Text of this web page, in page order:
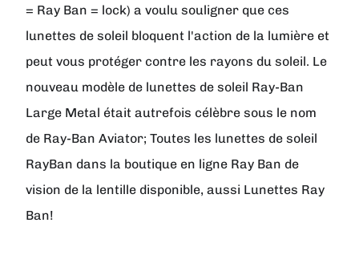
= Ray Ban = lock) a voulu souligner que ces
lunettes de soleil bloquent l'action de la lumière et
peut vous protéger contre les rayons du soleil. Le
nouveau modèle de lunettes de soleil Ray-Ban
Large Metal était autrefois célèbre sous le nom
de Ray-Ban Aviator; Toutes les lunettes de soleil
RayBan dans la boutique en ligne Ray Ban de
vision de la lentille disponible, aussi Lunettes Ray
Ban!